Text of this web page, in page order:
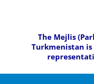
The Mejlis
Turkmenistan